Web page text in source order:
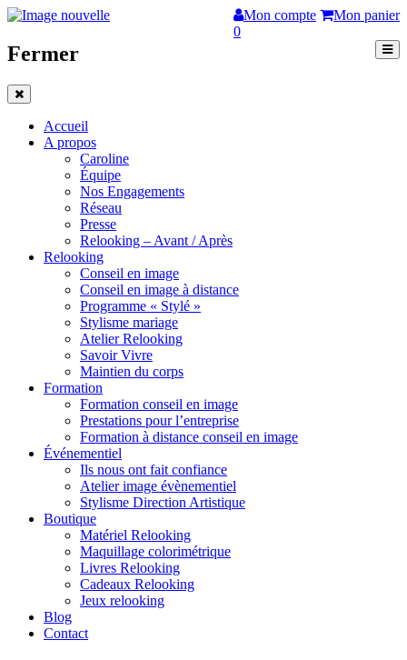
Mon compte
Mon panier
0
Fermer
Accueil
A propos
Caroline
Équipe
Nos Engagements
Réseau
Presse
Relooking – Avant / Après
Relooking
Conseil en image
Conseil en image à distance
Programme « Stylé »
Stylisme mariage
Atelier Relooking
Savoir Vivre
Maintien du corps
Formation
Formation conseil en image
Prestations pour l’entreprise
Formation à distance conseil en image
Événementiel
Ils nous ont fait confiance
Atelier image évènementiel
Stylisme Direction Artistique
Boutique
Matériel Relooking
Maquillage colorimétrique
Livres Relooking
Cadeaux Relooking
Jeux relooking
Blog
Contact